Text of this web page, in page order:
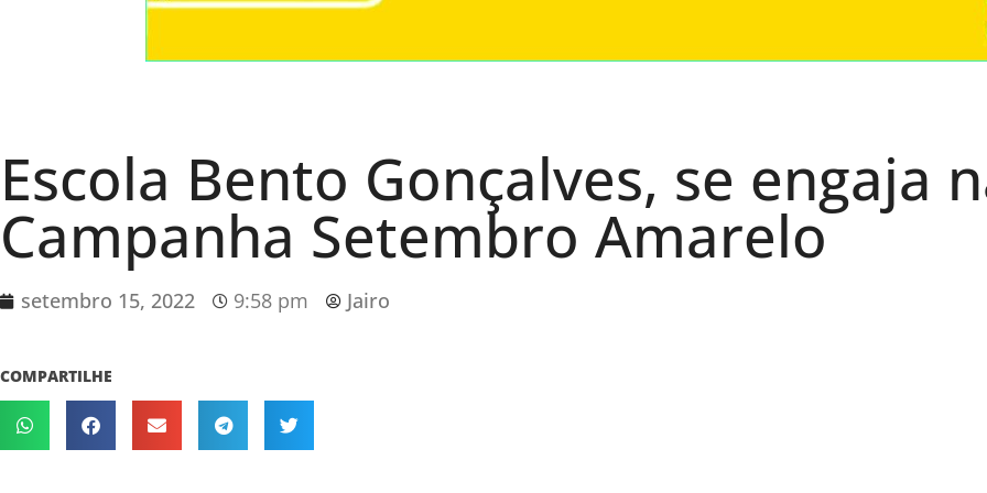
Escola Bento Gonçalves, se engaja
Campanha Setembro Amarelo
setembro 15, 2022 9:58 pm Jairo
COMPARTILHE